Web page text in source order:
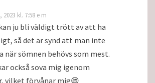
2023 kl. 7:58 e m
ju bli väldigt trött av att ha
så det är synd att man inte
när sömnen behövs som mest.
också sova mig igenom
vilket förvånar mig😄